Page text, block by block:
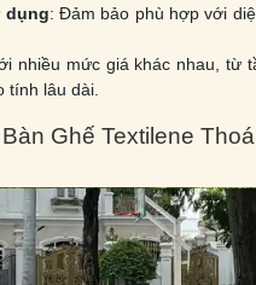
dụng: Đảm bảo phù hợp với
nhiều mức giá khác nhau, từ
tính lâu dài.
Ghế Textilene